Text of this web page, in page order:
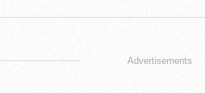
Advertisements